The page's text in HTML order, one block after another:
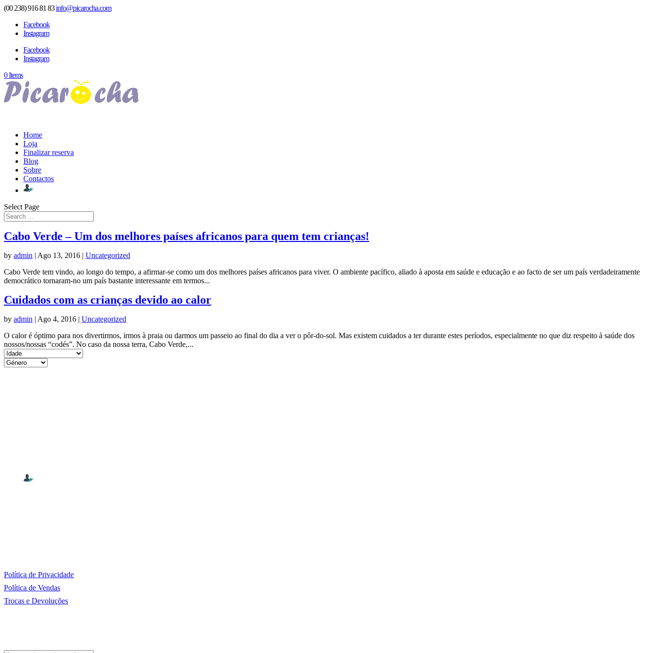
(00 238) 916 81 83info@picarocha.com
Facebook
Instagram
Facebook
Instagram
0 Items
Home
Loja
Finalizar reserva
Blog
Sobre
Contactos
Select Page
Cabo Verde – Um dos melhores países africanos para quem tem crianças!
by admin | Ago 13, 2016 | Uncategorized
Cabo Verde tem vindo, ao longo do tempo, a afirmar-se como um dos melhores países africanos para viver. O ambiente pacífico, aliado à aposta em saúde e educação e ao facto de ser um país verdadeiramente
democrático tornaram-no um país bastante interessante em termos...
Cuidados com as crianças devido ao calor
by admin | Ago 4, 2016 | Uncategorized
O calor é óptimo para nos divertirmos, irmos à praia ou darmos um passeio ao final do dia a ver o pôr-do-sol. Mas existem cuidados a ter durante estes períodos, especialmente no que diz respeito à saúde dos
nossos/nossas “codés”. No caso da nossa terra, Cabo Verde,...
Política de Privacidade
Política de Vendas
Trocas e Devoluções